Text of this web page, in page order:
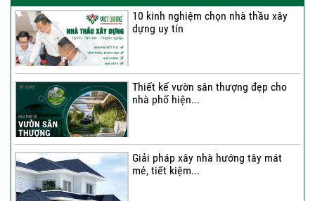
10 kinh nghiệm chọn nhà thầu xây
dựng uy tín
Thiết kế vườn sân thượng đẹp cho
nhà phố hiện...
Giải pháp xây nhà hướng tây mát
mẻ, tiết kiệm...